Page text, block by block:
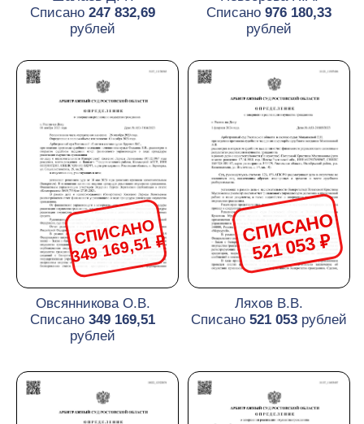
Овсянникова О.В.
349 169,51
рублей
Лилитко Л. В.
Списано477 746рублей
Другаль В. И.
Списано
668 201рублей
СПИСАНО
1 426 580,61 СПИСАНО
СПИСАНО
668 201 ₽
СПИСАНО
477 746 ₽